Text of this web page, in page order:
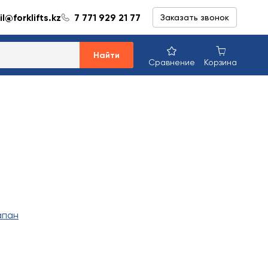
7 771 929 21 77 Заказать звонок
Найти
Сравнение Корзина